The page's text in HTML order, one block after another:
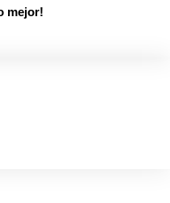
mejor!